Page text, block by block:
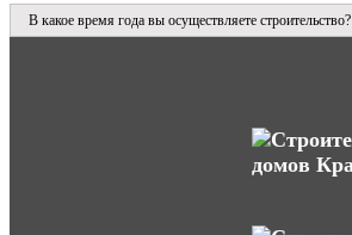
В какое время года вы осуществляете строительство?